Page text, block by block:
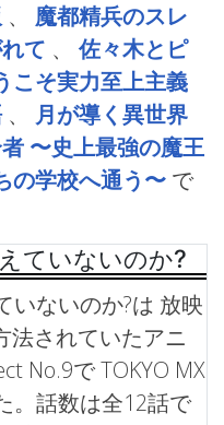
、 魔都精兵のスレ
て 、 佐々木とピ
こそ実力至上主義
、 月が導く異世界
〜史上最強の魔王
の学校へ通う〜 で
ていないのか?
いないのか?は 放映
法されていたアニ
No.9で TOKYO MX
。話数は全12話で